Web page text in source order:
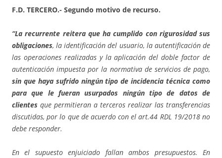
F.D. TERCERO.- Segundo motivo de recurso.
“La recurrente reitera que ha cumplido con rigurosidad sus
obligaciones, la identificación del usuario, la autentificación de
las operaciones realizadas y la aplicación del doble factor de
autenticación impuesta por la normativa de servicios de pago,
sin que haya sufrido ningún tipo de incidencia técnica como
para que le fueran usurpados ningún tipo de datos de
clientes que permitieran a terceros realizar las transferencias
discutidas, por lo que de acuerdo con el art.44 RDL 19/2018 no
debe responder.
En el supuesto enjuiciado fallan ambos presupuestos. En